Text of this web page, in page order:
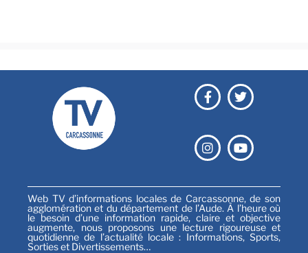
Web TV d’informations locales de Carcassonne, de son
agglomération et du département de l’Aude. À l’heure où
le besoin d’une information rapide, claire et objective
augmente, nous proposons une lecture rigoureuse et
quotidienne de l’actualité locale : Informations, Sports,
Sorties et Divertissements…